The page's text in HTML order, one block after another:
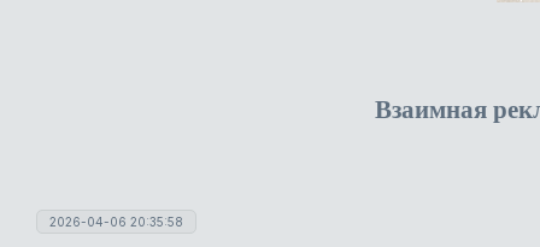
Взаимная
2026-04-06 20:35:58